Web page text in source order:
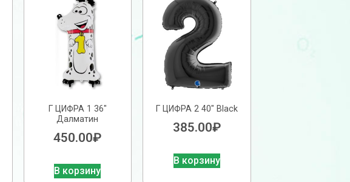
Г ЦИФРА 1 36″
Далматин
450.00₽
В корзину
Г ЦИФРА 2 40″ Black
385.00₽
В корзину